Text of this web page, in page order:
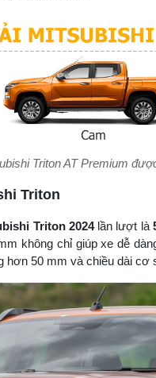
Triton AT Premium
Triton
Triton 2024lần lượt là
không chỉ giúp xe dễ
hơn 50 mm và chiều dài cơ